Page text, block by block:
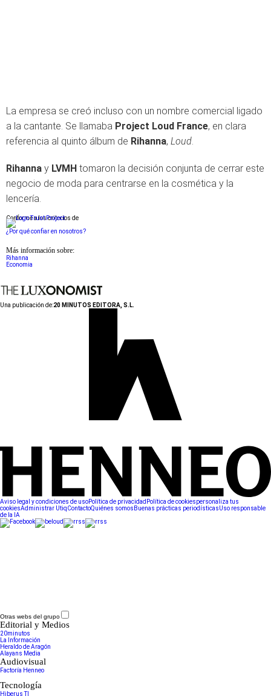
La empresa se creó incluso con un nombre comercial ligado
a la cantante. Se llamaba Project Loud France, en clara
referencia al quinto álbum de Rihanna, Loud.
Rihanna y LVMH tomaron la decisión conjunta de cerrar este
negocio de moda para centrarse en la cosmética y la
lencería.
Conforme a los criterios de
¿Por qué confiar en nosotros?
Más información sobre:
Rihanna
Economia
Una publicación de:20 MINUTOS EDITORA, S.L.
Aviso legal y condiciones de usoPolítica de privacidad Política de cookiespersonaliza tus
cookiesAdministrar UtiqContactoQuiénes somos Buenas prácticas periodísticasUso responsable
de la IA
Otras webs del grupo
Editorial y Medios
20minutos
La Información
Heraldo de Aragón
Alayans Media
Audiovisual
Factoría Henneo
Tecnología
Hiberus TI